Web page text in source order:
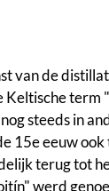
van de
term
steeds in
15e eeuw
terug tot
werd